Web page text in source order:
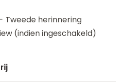
- Tweede herinnering
(indien ingeschakeld)